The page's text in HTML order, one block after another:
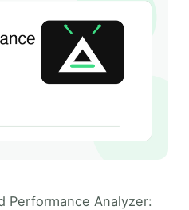
Performance Analyzer: